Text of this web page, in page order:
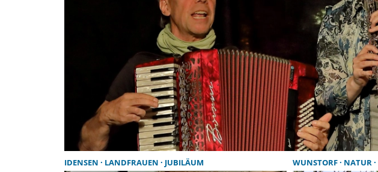
IDENSEN LANDFRAUEN JUBILÄUM WUNSTORF NATUR